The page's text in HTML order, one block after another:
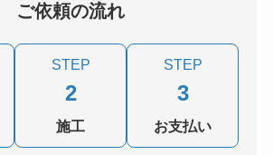
ご依頼の流れ
STEP
2
施工
STEP
3
お支払い